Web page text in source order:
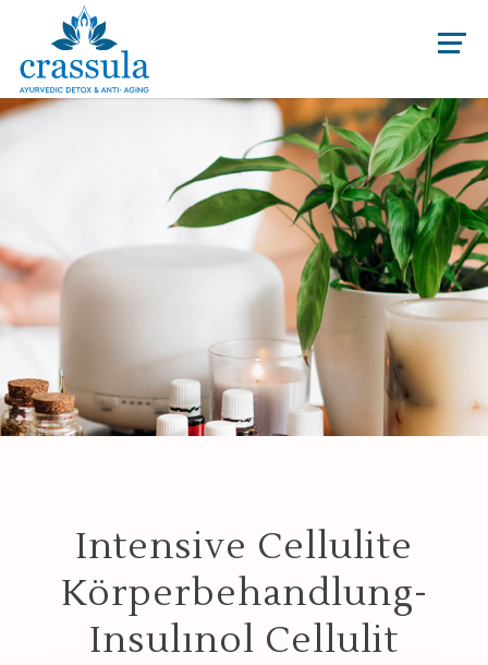
Intensive Cellulite
Körperbehandlung-
Insulınol Cellulit